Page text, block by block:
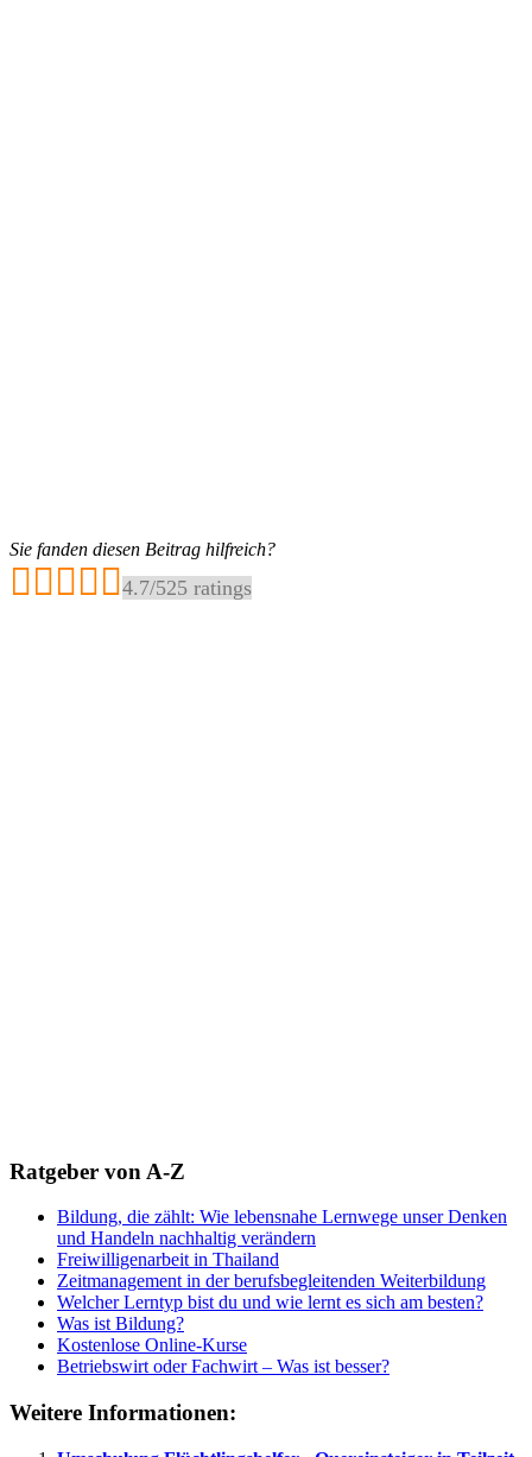
Sie fanden diesen Beitrag hilfreich?
4.7/525 ratings
Ratgeber von A-Z
Bildung, die zählt: Wie lebensnahe Lernwege unser Denken
und Handeln nachhaltig verändern
Freiwilligenarbeit in Thailand
Zeitmanagement in der berufsbegleitenden Weiterbildung
Welcher Lerntyp bist du und wie lernt es sich am besten?
Was ist Bildung?
Kostenlose Online-Kurse
Betriebswirt oder Fachwirt – Was ist besser?
Weitere Informationen: